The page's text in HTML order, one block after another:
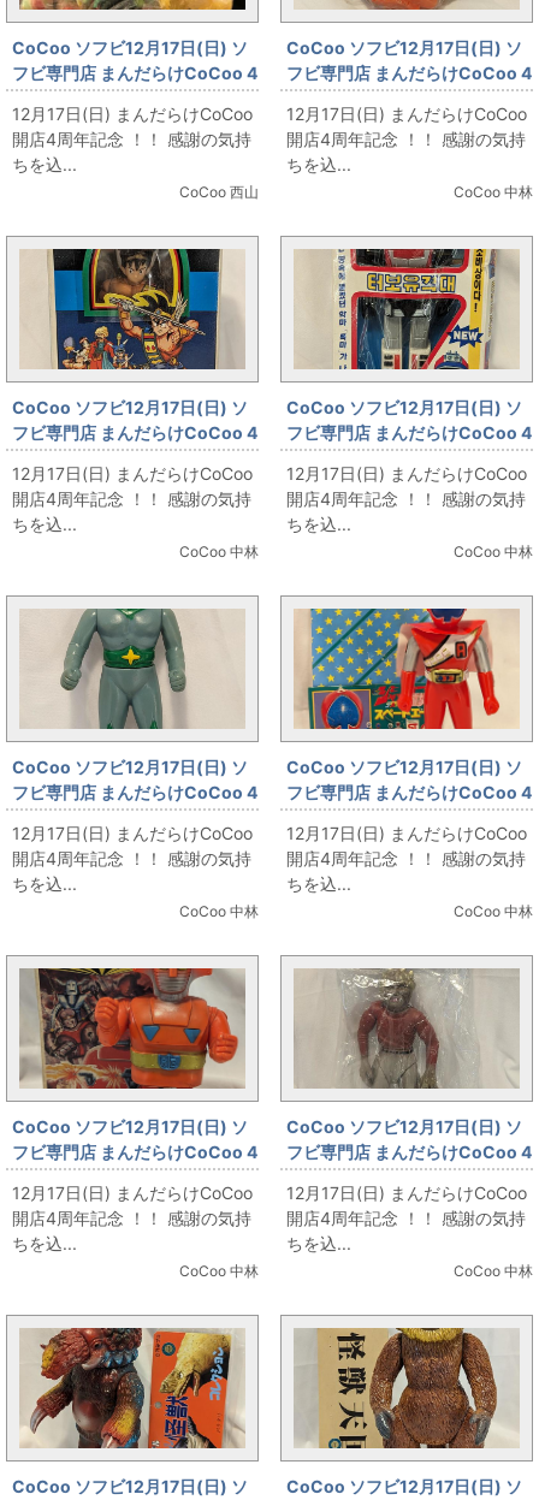
CoCoo ソフビ12月17日(日) ソ
フビ専門店 まんだらけCoCoo 4
周年記念 「マーミット&ベアモ
デル ヘドラ」
12月17日(日) まんだらけCoCoo
開店4周年記念 ！！ 感謝の気持
ちを込...
CoCoo 西山
CoCoo ソフビ12月17日(日) ソ
フビ専門店 まんだらけCoCoo 4
周年記念 「TUYAMA 人造人間
キカイダー」
12月17日(日) まんだらけCoCoo
開店4周年記念 ！！ 感謝の気持
ちを込...
CoCoo 中林
CoCoo ソフビ12月17日(日) ソ
フビ専門店 まんだらけCoCoo 4
周年記念 「韓国製 アベル風 」
12月17日(日) まんだらけCoCoo
開店4周年記念 ！！ 感謝の気持
ちを込...
CoCoo 中林
CoCoo ソフビ12月17日(日) ソ
フビ専門店 まんだらけCoCoo 4
周年記念 「韓国製 ターボロボ」
12月17日(日) まんだらけCoCoo
開店4周年記念 ！！ 感謝の気持
ちを込...
CoCoo 中林
CoCoo ソフビ12月17日(日) ソ
フビ専門店 まんだらけCoCoo 4
周年記念 「無版権 ミラーマン風
145㎜」
12月17日(日) まんだらけCoCoo
開店4周年記念 ！！ 感謝の気持
ちを込...
CoCoo 中林
CoCoo ソフビ12月17日(日) ソ
フビ専門店 まんだらけCoCoo 4
周年記念 「ポピー ジャッカー電
撃隊 スペードエース 170mm」
12月17日(日) まんだらけCoCoo
開店4周年記念 ！！ 感謝の気持
ちを込...
CoCoo 中林
CoCoo ソフビ12月17日(日) ソ
フビ専門店 まんだらけCoCoo 4
周年記念 「ヨネザワ ゼンマイ歩
行 レッドバロン」
12月17日(日) まんだらけCoCoo
開店4周年記念 ！！ 感謝の気持
ちを込...
CoCoo 中林
CoCoo ソフビ12月17日(日) ソ
フビ専門店 まんだらけCoCoo 4
周年記念 「マーミット 世紀の大
怪獣シリーズ マタンゴ怪人 灰色
成型 1期」
12月17日(日) まんだらけCoCoo
開店4周年記念 ！！ 感謝の気持
ちを込...
CoCoo 中林
CoCoo ソフビ12月17日(日) ソ
CoCoo ソフビ12月17日(日) ソ